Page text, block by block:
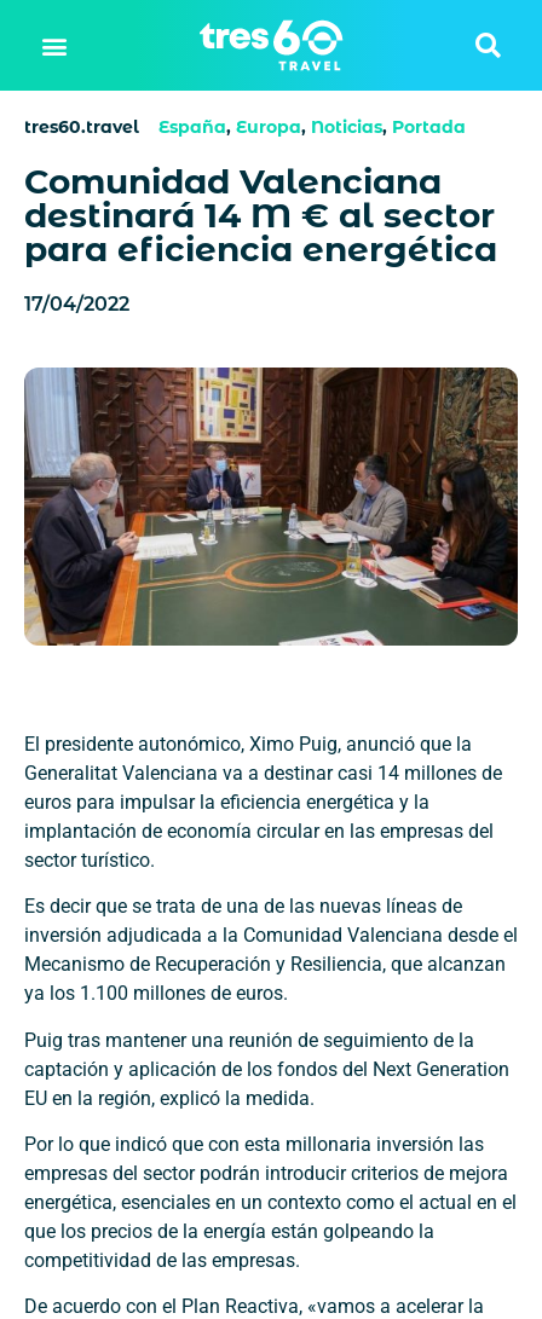
tres60.travel España, Europa, Noticias, Portada
Comunidad Valenciana
destinará 14 M € al sector
para eficiencia energética
17/04/2022
El presidente autonómico, Ximo Puig, anunció que la
Generalitat Valenciana va a destinar casi 14 millones de
euros para impulsar la eficiencia energética y la
implantación de economía circular en las empresas del
sector turístico.
Es decir que se trata de una de las nuevas líneas de
inversión adjudicada a la Comunidad Valenciana desde el
Mecanismo de Recuperación y Resiliencia, que alcanzan
ya los 1.100 millones de euros.
Puig tras mantener una reunión de seguimiento de la
captación y aplicación de los fondos del Next Generation
EU en la región, explicó la medida.
Por lo que indicó que con esta millonaria inversión las
empresas del sector podrán introducir criterios de mejora
energética, esenciales en un contexto como el actual en el
que los precios de la energía están golpeando la
competitividad de las empresas.
De acuerdo con el Plan Reactiva, «vamos a acelerar la